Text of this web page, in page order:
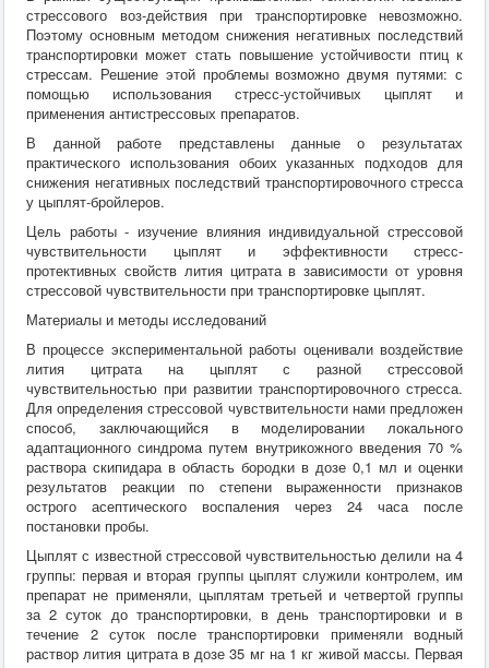
стрессового воз-действия при транспортировке невозможно.
Поэтому основным методом снижения негативных последствий
транспортировки может стать повышение устойчивости птиц к
стрессам. Решение этой проблемы возможно двумя путями: с
помощью использования стресс-устойчивых цыплят и
применения антистрессовых препаратов.
В данной работе представлены данные о результатах
практического использования обоих указанных подходов для
снижения негативных последствий транспортировочного стресса
у цыплят-бройлеров.
Цель работы - изучение влияния индивидуальной стрессовой
чувствительности цыплят и эффективности стресс-
протективных свойств лития цитрата в зависимости от уровня
стрессовой чувствительности при транспортировке цыплят.
Материалы и методы исследований
В процессе экспериментальной работы оценивали воздействие
лития цитрата на цыплят с разной стрессовой
чувствительностью при развитии транспортировочного стресса.
Для определения стрессовой чувствительности нами предложен
способ, заключающийся в моделировании локального
адаптационного синдрома путем внутрикожного введения 70 %
раствора скипидара в область бородки в дозе 0,1 мл и оценки
результатов реакции по степени выраженности признаков
острого асептического воспаления через 24 часа после
постановки пробы.
Цыплят с известной стрессовой чувствительностью делили на 4
группы: первая и вторая группы цыплят служили контролем, им
препарат не применяли, цыплятам третьей и четвертой группы
за 2 суток до транспортировки, в день транспортировки и в
течение 2 суток после транспортировки применяли водный
раствор лития цитрата в дозе 35 мг на 1 кг живой массы. Первая